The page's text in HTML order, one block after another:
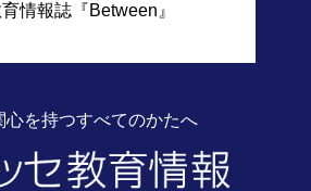
情報誌『Between』
心を持つすべてのかたへ